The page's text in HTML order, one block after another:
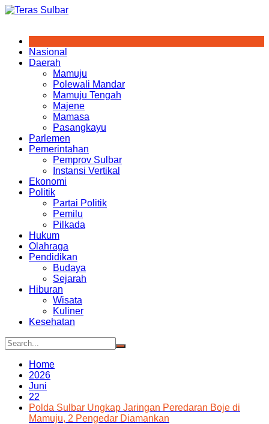
Skip
Nasional
Daerah
Mamuju
Polewali Mandar
Mamuju Tengah
Majene
Mamasa
Pasangkayu
Parlemen
Pemerintahan
Pemprov Sulbar
Instansi Vertikal
Ekonomi
Politik
Partai Politik
Pemilu
Pilkada
Hukum
Olahraga
Pendidikan
Budaya
Sejarah
Hiburan
Wisata
Kuliner
Kesehatan
Home
2026
Juni
22
Polda Sulbar Ungkap Jaringan Peredaran Boje di
Mamuju, 2 Pengedar Diamankan